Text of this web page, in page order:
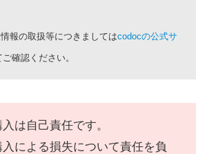
報の取扱等につきましてはcodocの公式サ
ご確認ください。
は自己責任です。
による損失について責任を負